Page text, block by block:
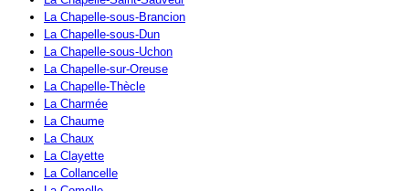
La Chapelle-sous-Brancion
La Chapelle-sous-Dun
La Chapelle-sous-Uchon
La Chapelle-sur-Oreuse
La Chapelle-Thècle
La Charmée
La Chaume
La Chaux
La Clayette
La Collancelle